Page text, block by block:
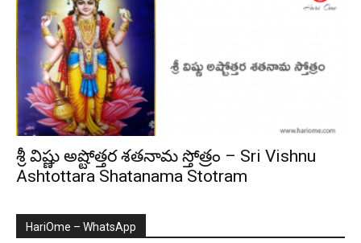
శ్రీ విష్ణు అష్టోత్తర శతనామ స్తోత్రం – Sri Vishnu
Ashtottara Shatanama Stotram
HariOme – WhatsApp